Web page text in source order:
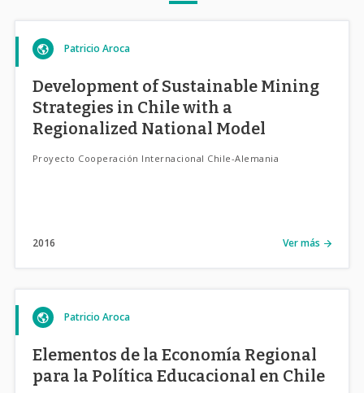
Patricio Aroca
Development of Sustainable Mining
Strategies in Chile with a
Regionalized National Model
Proyecto Cooperación Internacional Chile-Alemania
2016 Ver más
Patricio Aroca
Elementos de la Economía Regional
para la Política Educacional en Chile